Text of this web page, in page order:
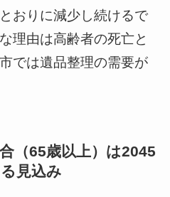
おりに減少し続けるで
理由は高齢者の死亡と
では遺品整理の需要が
（65歳以上）は2045
見込み